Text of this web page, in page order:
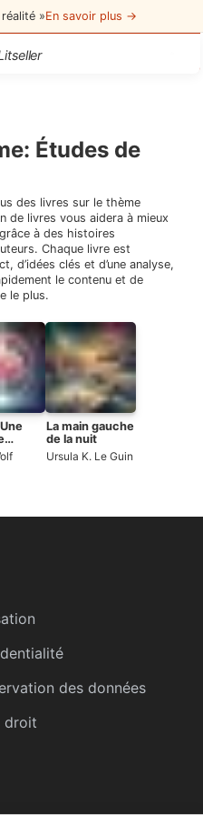
»En savoir plus →
: Études de
des livres sur le thème
de livres vous aidera à mieux
à des histoires
Chaque livre est
d’idées clés et d’une analyse,
le contenu et de
le plus.
La main gauche
de la nuit
Ursula K. Le Guin
des données
droit